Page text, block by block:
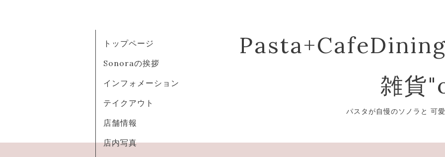
雑貨
パスタが自慢のソノラと 可
トップページ
Sonoraの挨拶
インフォメーション
テイクアウト
店舗情報
店内写真